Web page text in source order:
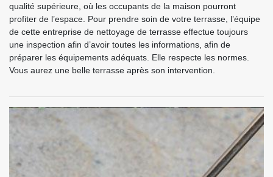
qualité supérieure, où les occupants de la maison pourront
profiter de l’espace. Pour prendre soin de votre terrasse, l’équipe
de cette entreprise de nettoyage de terrasse effectue toujours
une inspection afin d’avoir toutes les informations, afin de
préparer les équipements adéquats. Elle respecte les normes.
Vous aurez une belle terrasse après son intervention.